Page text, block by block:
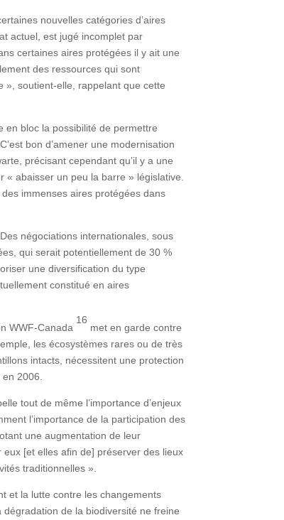
nouvelles catégories d’aires
actuel, est jugé incomplet par
certaines aires protégées il y ait une
des ressources qui sont
», soutient-elle, rappelant que cette
en bloc la possibilité de permettre
bon d’amener une modernisation
précisant cependant qu’il y a une
abaisser un peu la barre » législative.
immenses aires protégées dans
négociations internationales, sous
qui serait potentiellement de 30 %
une diversification du type
constitué en aires
WWF-Canada
16
met en garde contre
les écosystèmes rares ou de très
intacts, nécessitent une protection
2006.
tout de même l’importance d’enjeux
l’importance de la participation des
une augmentation de leur
[et elles afin de] préserver des lieux
traditionnelles ».
et la lutte contre les changements
de la biodiversité ne freine